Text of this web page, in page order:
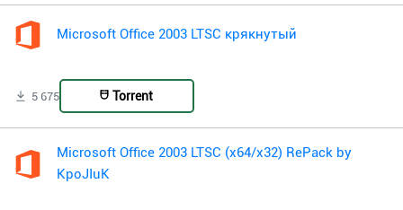
Microsoft Office 2003 LTSC крякнутый
5 675 Torrent
Microsoft Office 2003 LTSC (x64/x32) RePack by
KpoJIuK